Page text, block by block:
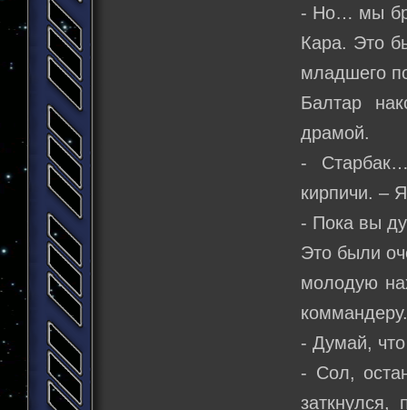
- Но… мы
Кара. Это
младшего
Балтар
драмой.
-
кирпичи. –
- Пока вы
Это были
молодую
- Думай,
- Сол,
заткнулся,